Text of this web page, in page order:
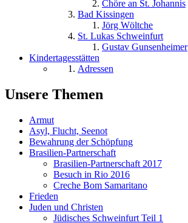
Chöre an St. Johannis
Bad Kissingen
Jörg Wöltche
St. Lukas Schweinfurt
Gustav Gunsenheimer
Kindertagesstätten
Adressen
Unsere Themen
Armut
Asyl, Flucht, Seenot
Bewahrung der Schöpfung
Brasilien-Partnerschaft
Brasilien-Partnerschaft 2017
Besuch in Rio 2016
Creche Bom Samaritano
Frieden
Juden und Christen
Jüdisches Schweinfurt Teil 1